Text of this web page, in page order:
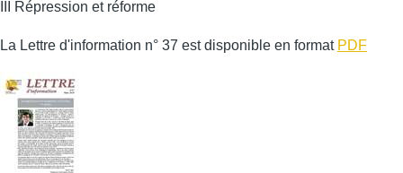
III Répression et réforme
La Lettre d'information n° 37 est disponible en format PDF